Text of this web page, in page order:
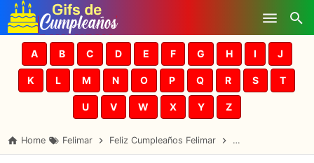
Skip to main content
A B C D E F G H I J
K L M N O P Q R S T
U V W X Y Z
Home Felimar Feliz Cumpleaños Felimar Gifs Cumpleaños